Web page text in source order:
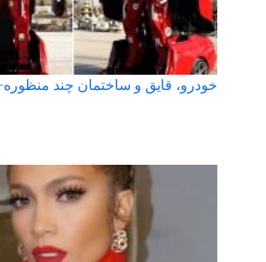
خودرو، قایق و ساختمان چند